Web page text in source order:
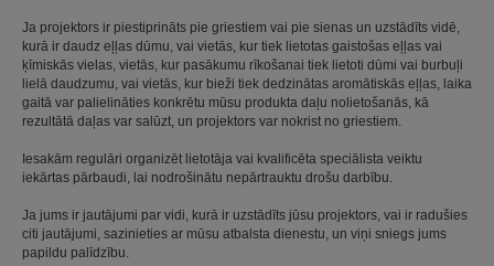
Ja projektors ir piestiprināts pie griestiem vai pie sienas un uzstādīts vidē,
kurā ir daudz eļļas dūmu, vai vietās, kur tiek lietotas gaistošas eļļas vai
ķīmiskās vielas, vietās, kur pasākumu rīkošanai tiek lietoti dūmi vai burbuļi
lielā daudzumu, vai vietās, kur bieži tiek dedzinātas aromātiskās eļļas, laika
gaitā var palielināties konkrētu mūsu produkta daļu nolietošanās, kā
rezultātā daļas var salūzt, un projektors var nokrist no griestiem.
Iesakām regulāri organizēt lietotāja vai kvalificēta speciālista veiktu
iekārtas pārbaudi, lai nodrošinātu nepārtrauktu drošu darbību.
Ja jums ir jautājumi par vidi, kurā ir uzstādīts jūsu projektors, vai ir radušies
citi jautājumi, sazinieties ar mūsu atbalsta dienestu, un viņi sniegs jums
papildu palīdzību.